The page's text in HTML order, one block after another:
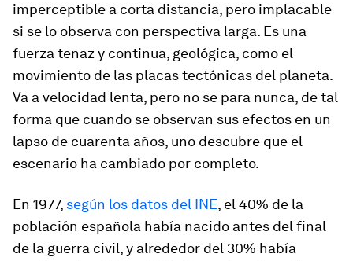
imperceptible a corta distancia, pero implacable
si se lo observa con perspectiva larga. Es una
fuerza tenaz y continua, geológica, como el
movimiento de las placas tectónicas del planeta.
Va a velocidad lenta, pero no se para nunca, de tal
forma que cuando se observan sus efectos en un
lapso de cuarenta años, uno descubre que el
escenario ha cambiado por completo.
En 1977, según los datos del INE, el 40% de la
población española había nacido antes del final
de la guerra civil, y alrededor del 30% había